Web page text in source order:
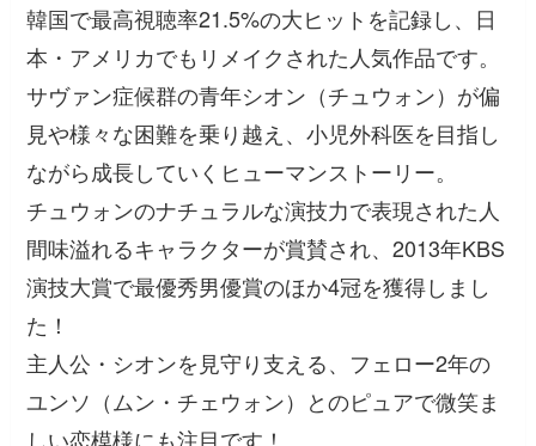
韓国で最高視聴率21.5%の大ヒットを記録し、日
本・アメリカでもリメイクされた人気作品です。
サヴァン症候群の青年シオン（チュウォン）が偏
見や様々な困難を乗り越え、小児外科医を目指し
ながら成長していくヒューマンストーリー。
チュウォンのナチュラルな演技力で表現された人
間味溢れるキャラクターが賞賛され、2013年KBS
演技大賞で最優秀男優賞のほか4冠を獲得しまし
た！
主人公・シオンを見守り支える、フェロー2年の
ユンソ（ムン・チェウォン）とのピュアで微笑ま
しい恋模様にも注目です！